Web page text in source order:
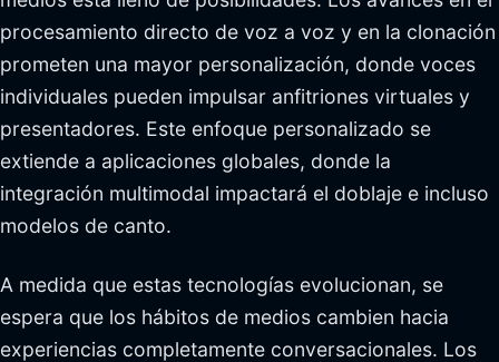
procesamiento directo de voz a voz y en la clonación
prometen una mayor personalización, donde voces
individuales pueden impulsar anfitriones virtuales y
presentadores. Este enfoque personalizado se
extiende a aplicaciones globales, donde la
integración multimodal impactará el doblaje e incluso
modelos de canto.
A medida que estas tecnologías evolucionan, se
espera que los hábitos de medios cambien hacia
experiencias completamente conversacionales. Los